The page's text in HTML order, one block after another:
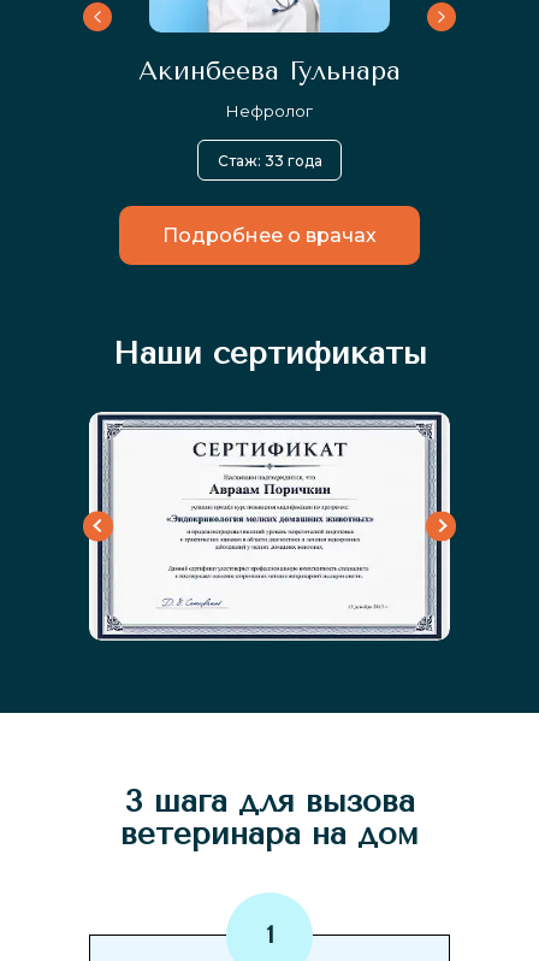
Акинбеева Гульнара
Нефролог
Стаж: 33 года
Подробнее о врачах
Наши сертификаты
3 шага для вызова
ветеринара на дом